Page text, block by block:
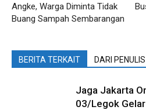
Angke, Warga Diminta Tidak
Buang Sampah Sembarangan
BERITA TERKAIT DARI PENULIS
Jaga Jakarta
03/Legok